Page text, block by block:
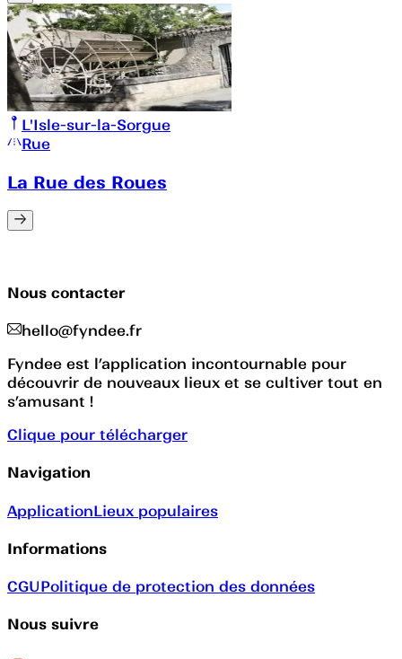
L'Isle-sur-la-Sorgue
Rue
La Rue des Roues
Nous contacter
hello@fyndee.fr
Fyndee est l’application incontournable pour
découvrir de nouveaux lieux et se cultiver tout en
s’amusant !
Clique pour télécharger
Navigation
ApplicationLieux populaires
Informations
CGUPolitique de protection des données
Nous suivre